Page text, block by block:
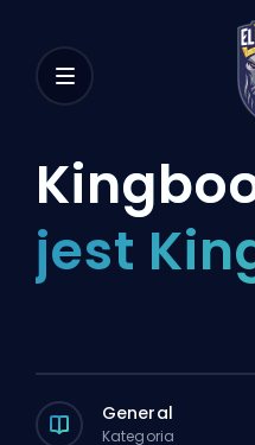
jest
General
Kategoria